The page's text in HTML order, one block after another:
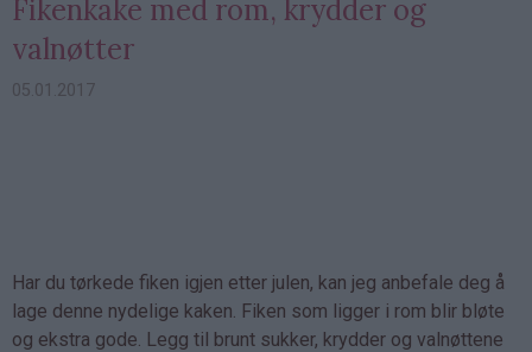
Fikenkake med rom, krydder og
valnøtter
05.01.2017
Har du tørkede fiken igjen etter julen, kan jeg anbefale deg å
lage denne nydelige kaken. Fiken som ligger i rom blir bløte
og ekstra gode. Legg til brunt sukker, krydder og valnøttene